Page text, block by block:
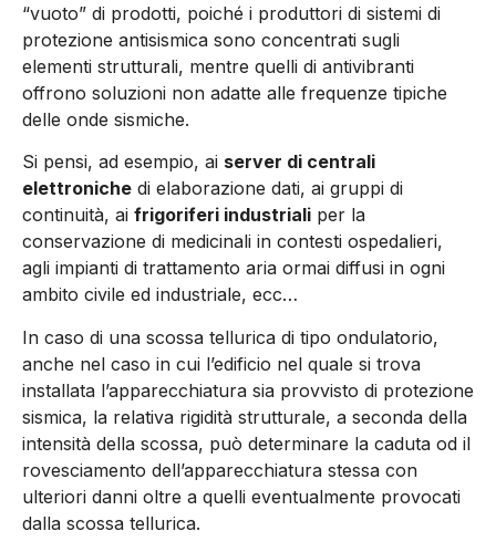
“vuoto” di prodotti, poiché i produttori di sistemi di
protezione antisismica sono concentrati sugli
elementi strutturali, mentre quelli di antivibranti
offrono soluzioni non adatte alle frequenze tipiche
delle onde sismiche.
Si pensi, ad esempio, ai server di centrali
elettroniche di elaborazione dati, ai gruppi di
continuità, ai frigoriferi industriali per la
conservazione di medicinali in contesti ospedalieri,
agli impianti di trattamento aria ormai diffusi in ogni
ambito civile ed industriale, ecc…
In caso di una scossa tellurica di tipo ondulatorio,
anche nel caso in cui l’edificio nel quale si trova
installata l’apparecchiatura sia provvisto di protezione
sismica, la relativa rigidità strutturale, a seconda della
intensità della scossa, può determinare la caduta od il
rovesciamento dell’apparecchiatura stessa con
ulteriori danni oltre a quelli eventualmente provocati
dalla scossa tellurica.